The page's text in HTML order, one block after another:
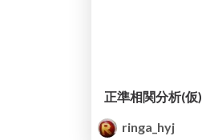
正準相関分析(仮)
ringa_hyj